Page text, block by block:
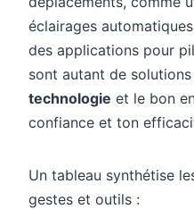
éclairages
des applications pour
sont autant de
technologie et le bon
confiance et ton
Un tableau synthétise
gestes et outils :